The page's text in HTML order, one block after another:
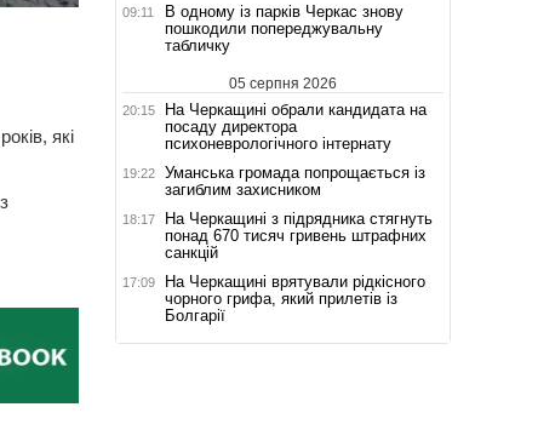
які
09:11
В одному із парків Черкас знову
пошкодили попереджувальну
табличку
05 серпня 2026
20:15
На Черкащині обрали кандидата на
посаду директора
психоневрологічного інтернату
19:22
Уманська громада попрощається із
загиблим захисником
18:17
На Черкащині з підрядника стягнуть
понад 670 тисяч гривень штрафних
санкцій
17:09
На Черкащині врятували рідкісного
чорного грифа, який прилетів із
Болгарії